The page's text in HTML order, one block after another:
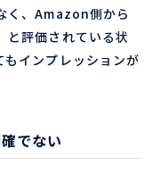
く、Amazon側から
と評価されている状
もインプレッションが
でない